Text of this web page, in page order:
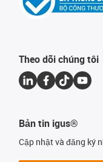
Theo dõi chúng tôi
Bản tin igus®
Cập nhật và đăng ký